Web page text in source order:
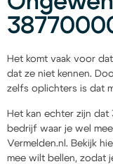
Het komt vaak voor
dat ze niet kennen.
zelfs oplichters is dat
Het kan echter zijn dat
bedrijf waar je wel
Vermelden.nl. Bekijk
mee wilt bellen, zodat